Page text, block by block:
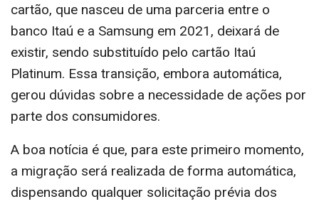
cartão, que nasceu de uma parceria entre o
banco Itaú e a Samsung em 2021, deixará de
existir, sendo substituído pelo cartão Itaú
Platinum. Essa transição, embora automática,
gerou dúvidas sobre a necessidade de ações por
parte dos consumidores.
A boa notícia é que, para este primeiro momento,
a migração será realizada de forma automática,
dispensando qualquer solicitação prévia dos